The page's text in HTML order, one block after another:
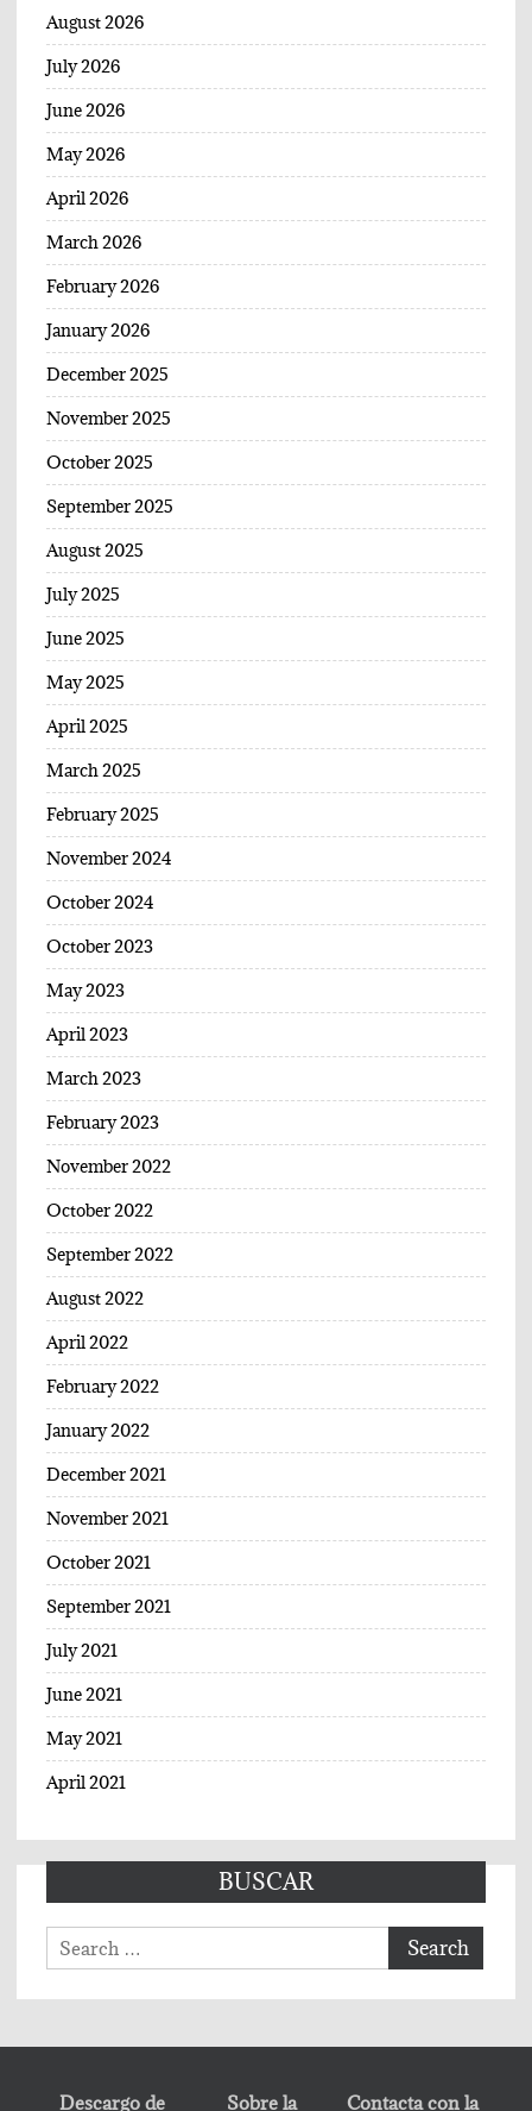
August 2026
July 2026
June 2026
May 2026
April 2026
March 2026
February 2026
January 2026
December 2025
November 2025
October 2025
September 2025
August 2025
July 2025
June 2025
May 2025
April 2025
March 2025
February 2025
November 2024
October 2024
October 2023
May 2023
April 2023
March 2023
February 2023
November 2022
October 2022
September 2022
August 2022
April 2022
February 2022
January 2022
December 2021
November 2021
October 2021
September 2021
July 2021
June 2021
May 2021
April 2021
BUSCAR
Search
for:
Descargo de Sobre la Contacta con la